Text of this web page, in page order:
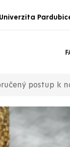
Univerzita
postup k